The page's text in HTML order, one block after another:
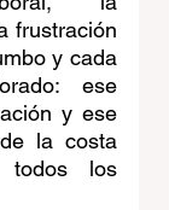
frustración
y cada
ese
y ese
la costa
todos los